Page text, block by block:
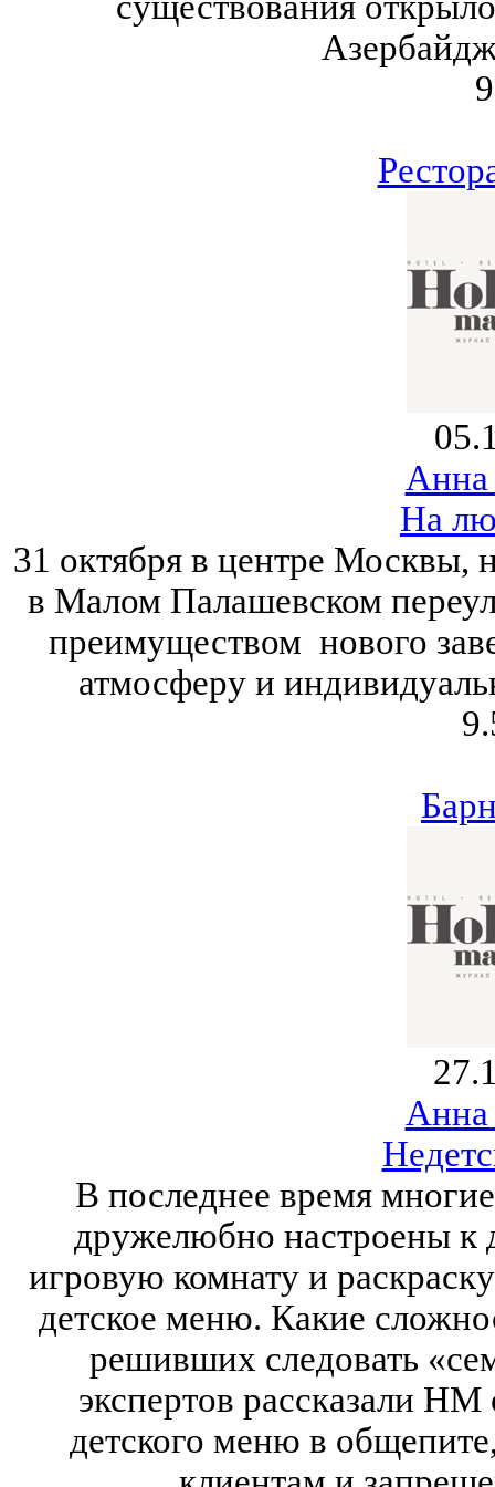
Анна
На
31 октября в центре Москвы,
в Малом Палашевском
преимуществом нового
атмосферу и
Анна
В последнее время
дружелюбно настроены к
игровую комнату и
детское меню. Какие
решивших следовать
экспертов рассказали НМ
детского меню в